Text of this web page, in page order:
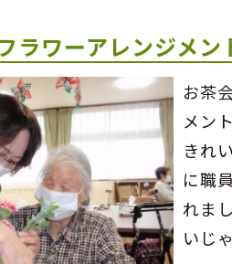
ワーアレンジメン
お茶
メン
きれ
に職
れま
いじ